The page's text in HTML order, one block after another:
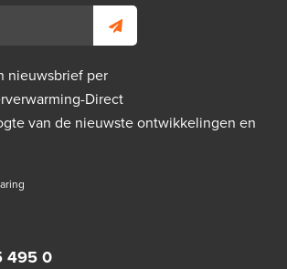
495 0
nieuwsbrief per
Direct
van de nieuwste ontwikkelingen en